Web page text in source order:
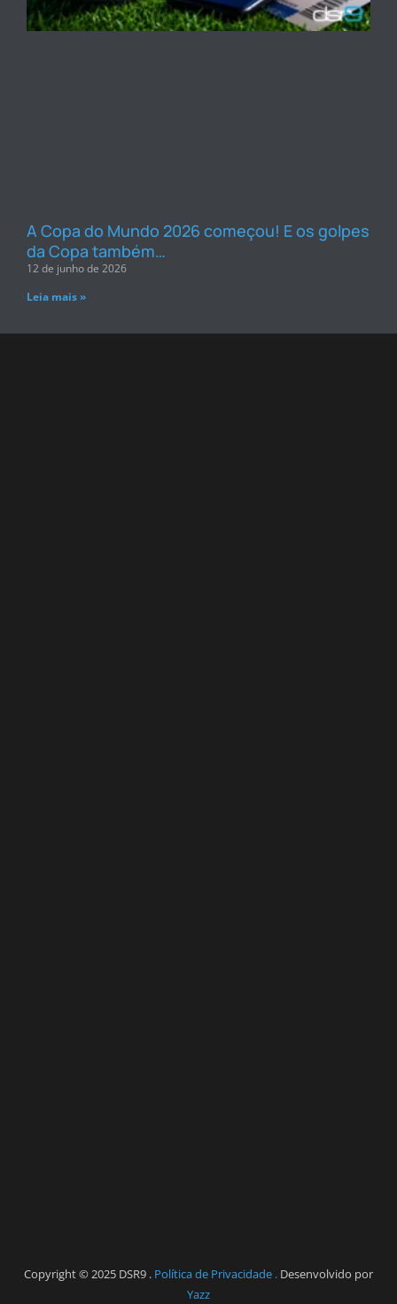
A Copa do Mundo 2026 começou! E os golpes
da Copa também…
12 de junho de 2026
Leia mais »
Copyright © 2025 DSR9 . Política de Privacidade . Desenvolvido por
Yazz